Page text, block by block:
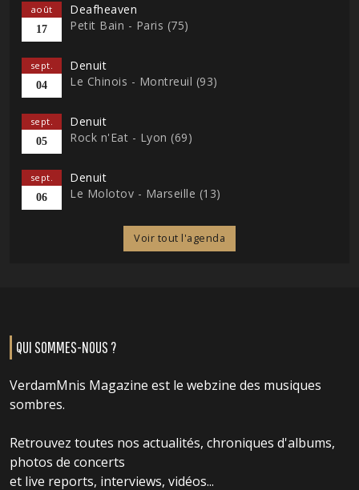
août
17
Deafheaven
Petit Bain - Paris (75)
sept.
04
Denuit
Le Chinois - Montreuil (93)
sept.
05
Denuit
Rock n'Eat - Lyon (69)
sept.
06
Denuit
Le Molotov - Marseille (13)
Voir tout l'agenda
QUI SOMMES-NOUS ?
VerdamMnis Magazine est le webzine des musiques
sombres.
Retrouvez toutes nos actualités, chroniques d'albums,
photos de concerts
et live reports, interviews, vidéos...